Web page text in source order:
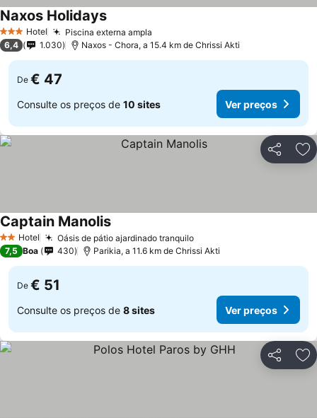
3 EstrelasHotel Piscina externa ampla
Naxos Holidays
6,4 1.030 Naxos - Chora, a 15.4 km de Chrissi Akti
De € 47
Consulte os preços de 10 sites Ver preços
Partilhar
2 Estrelas
Hotel Oásis de pátio ajardinado tranquilo
Captain Manolis
7,5 Boa 430 Parikia, a 11.6 km de Chrissi Akti
De € 51
Consulte os preços de 8 sites Ver preços
Partilhar